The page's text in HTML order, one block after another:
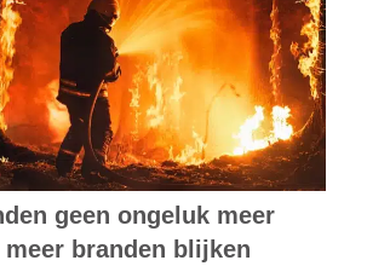
geen ongeluk meer
branden blijken